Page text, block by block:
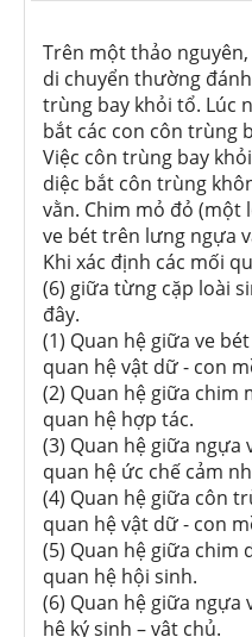
Trên một thảo
di chuyển thường
trùng bay khỏi tổ. Lúc
bắt các con côn trùng
Việc côn trùng bay
diệc bắt côn trùng
vằn. Chim mỏ đỏ
ve bét trên lưng ngựa
Khi xác định các mối
(6) giữa từng cặp loài
đây.
(1) Quan hệ giữa ve
quan hệ vật dữ - con
(2) Quan hệ giữa chim
quan hệ hợp tác.
(3) Quan hệ giữa ngựa
quan hệ ức chế cảm
(4) Quan hệ giữa côn
quan hệ vật dữ - con
(5) Quan hệ giữa chim
quan hệ hội sinh.
(6) Quan hệ giữa ngựa
hệ ký sinh – vật chủ.